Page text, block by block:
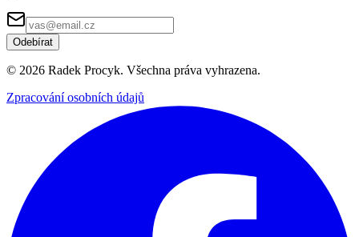
Odebírat
© 2026 Radek Procyk. Všechna práva vyhrazena.
Zpracování osobních údajů